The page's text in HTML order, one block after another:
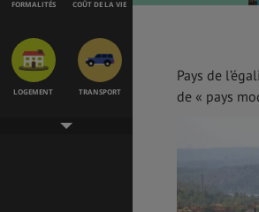
FORMALITÉS COÛT DE LA VIE
LOGEMENT TRANSPORT
Pays de
de « pays